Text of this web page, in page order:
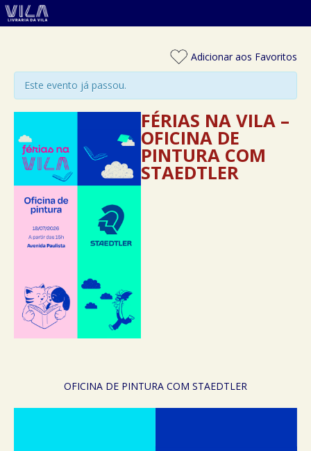
Adicionar aos Favoritos
Este evento já passou.
FÉRIAS NA VILA –
OFICINA DE
PINTURA COM
STAEDTLER
OFICINA DE PINTURA COM STAEDTLER